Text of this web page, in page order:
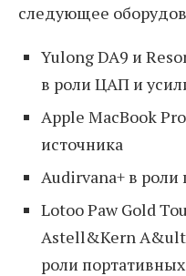
следующее
Yulong DA9 и
в роли ЦАП и
Apple MacBook
источника
Audirvana+ в роли
Lotoo Paw Gold
Astell&Kern
роли